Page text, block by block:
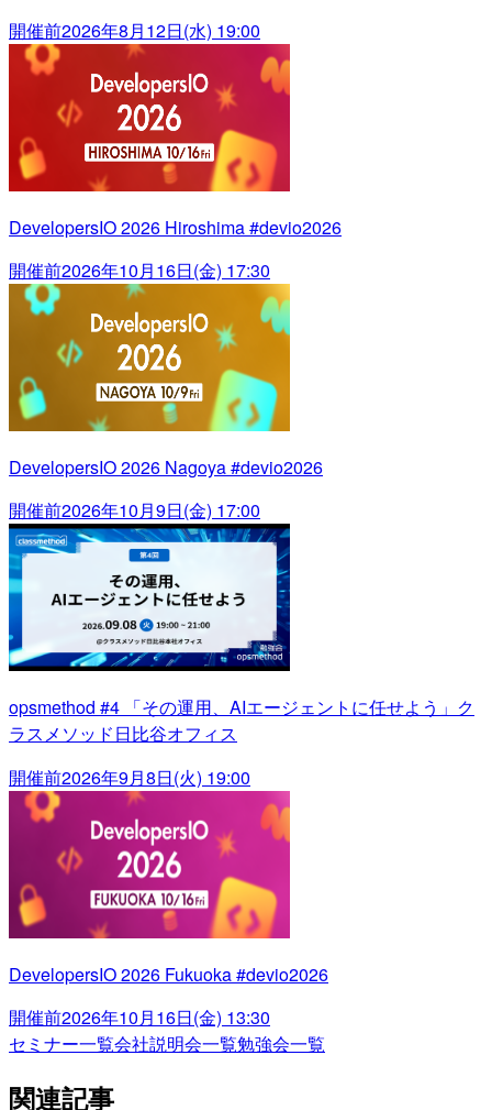
開催前2026年8月12日(水) 19:00
DevelopersIO 2026 Hiroshima #devio2026
開催前2026年10月16日(金) 17:30
DevelopersIO 2026 Nagoya #devio2026
開催前2026年10月9日(金) 17:00
opsmethod #4 「その運用、AIエージェントに任せよう」ク
ラスメソッド日比谷オフィス
開催前2026年9月8日(火) 19:00
DevelopersIO 2026 Fukuoka #devio2026
開催前2026年10月16日(金) 13:30
セミナー一覧会社説明会一覧勉強会一覧
関連記事